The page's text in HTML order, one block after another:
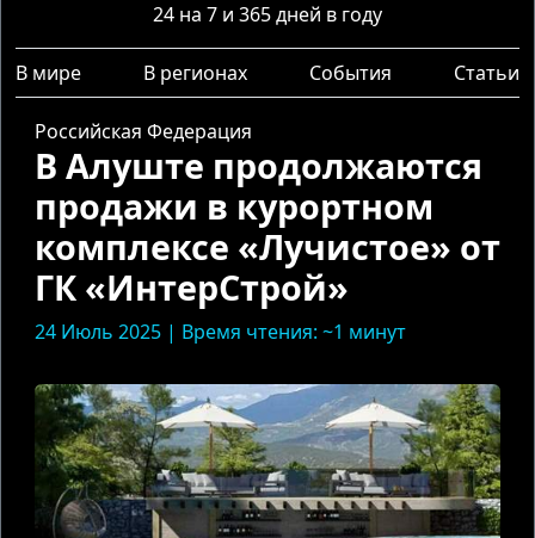
24 на 7 и 365 дней в году
В мире В регионах События Статьи
Российская Федерация
В Алуште продолжаются
продажи в курортном
комплексе «Лучистое» от
ГК «ИнтерСтрой»
24 Июль 2025 | Время чтения: ~1 минут